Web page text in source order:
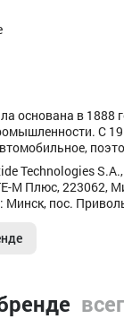
основана в 1888
C
Technologies
М Плюс, 223062,
пос.